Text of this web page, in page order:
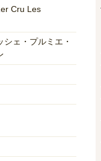
Cru Les
シェ・プルミエ・